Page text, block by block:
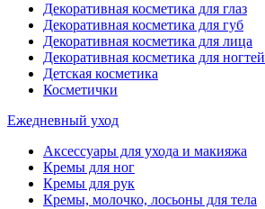
Декоративная косметика для глаз
Декоративная косметика для губ
Декоративная косметика для лица
Декоративная косметика для ногтей
Детская косметика
Косметички
Ежедневный уход
Аксессуары для ухода и макияжа
Кремы для ног
Кремы для рук
Кремы, молочко, лосьоны для тела